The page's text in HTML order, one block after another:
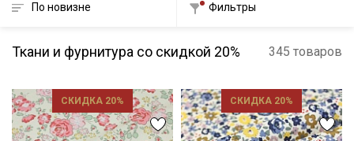
По новизне Фильтры
Ткани и фурнитура со скидкой 20% 345 товаров
СКИДКА 20% СКИДКА 20%